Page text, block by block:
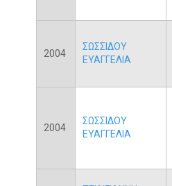
2004
ΣΩΣΣΙΔΟΥ
ΕΥΑΓΓΕΛΙΑ
2004
ΣΩΣΣΙΔΟΥ
ΕΥΑΓΓΕΛΙΑ